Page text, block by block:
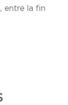
entre la fin